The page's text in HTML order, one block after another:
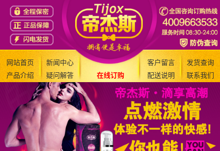
网站首页 新闻中心 客户留言
发货查询
产品介绍
疑问解答 在线订购 配送说明 联系我们